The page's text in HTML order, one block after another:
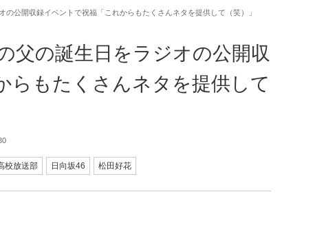
公開収録イベントで祝福「これからもたくさんネタを提供して（笑）」
父の誕生日をラジオの公開収
らもたくさんネタを提供して
校放送部 日向坂46 松田好花